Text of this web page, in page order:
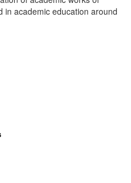
in academic education around